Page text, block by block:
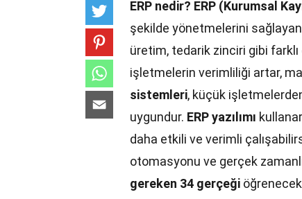
ERP nedir? ERP (Kurumsal
şekilde yönetmelerini sağlayan
üretim, tedarik zinciri gibi
işletmelerin verimliliği artar,
sistemleri, küçük
uygundur. ERP yazılımı
daha etkili ve verimli
otomasyonu ve gerçek
gereken 34 gerçeği